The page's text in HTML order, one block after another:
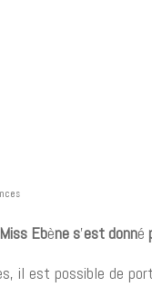
Ebène s’est donné
il est possible de